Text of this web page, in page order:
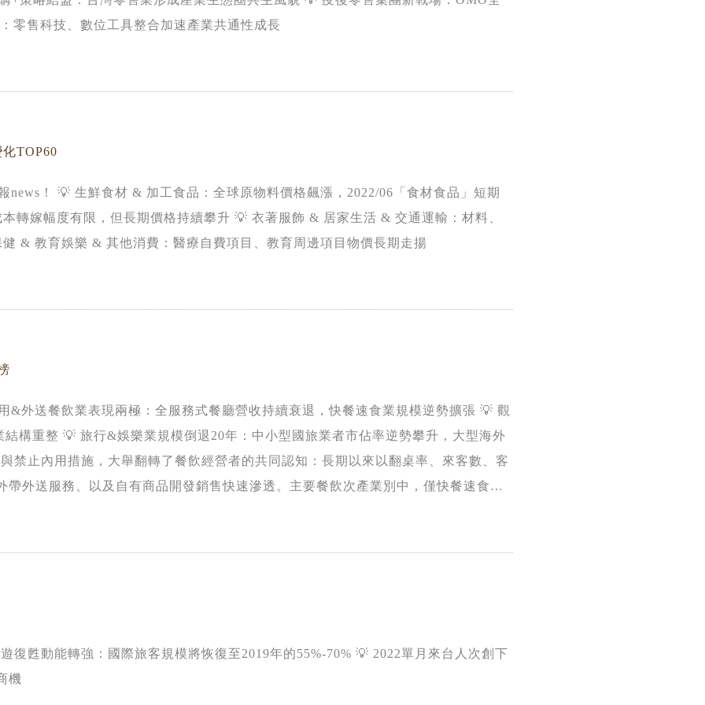
零售科技、數位工具整合加速產業共通性成長
TOP60
news！ 💡 生鮮食材 & 加工食品：全球原物料價格飆漲，2022/06「食材食品」短期
轉嫁幅度有限，但長期價格持續攀升 💡 衣著服飾 & 居家生活 & 交通運輸：材料、
& 教育娛樂 & 其他消費：醫療自費項目、教育周邊項目物價長期走揚
&外送餐飲業表現兩極：全服務式餐廳營收持續衰退，快餐速食業規模逆勢擴張 💡 觀
構重整 💡 旅行&娛樂業規模倒退20年：中小型國旅業者市佔率逆勢攀升，大型海外
禁止內用措施，大舉翻轉了餐飲經營者的共同認知：長期以來以翻桌率、來客數、客
外送服務、以及自有商品開發銷售快速滲透。主要餐飲次產業別中，僅快餐速食與
復甦動能轉強：國際旅客規模將恢復至2019年的55%-70% 💡 2022單月來台人次創下
機